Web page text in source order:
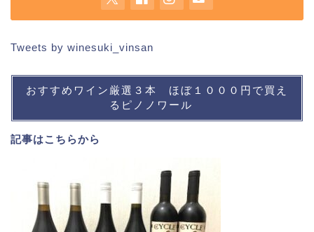
Tweets by winesuki_vinsan
おすすめワイン厳選３本 ほぼ１０００円で買え
るピノノワール
記事はこちらから